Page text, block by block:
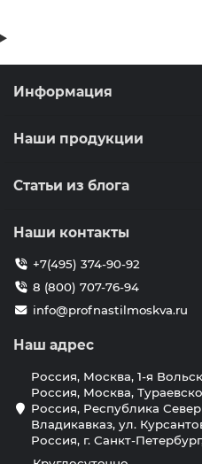
Информация
Наши продукции
Статьи из блога
Наши контакты
+7(495) 374-90-92
8 (800) 707-76-94
info@profnastilmoskva.ru
Наш адрес
Россия, Москва, 1-я
Россия, Москва,
Россия, Республика
Владикавказ, ул.
Россия, г. Санкт-